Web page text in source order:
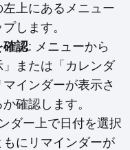
上にあるメニュー
します。
確認: メニューから
」または「カレンダ
インダーが表示さ
確認します。
ダー上で日付を選択
にリマインダーが